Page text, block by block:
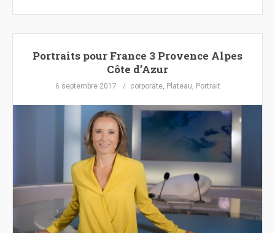
Portraits pour France 3 Provence Alpes
Côte d’Azur
6 septembre 2017 corporate, Plateau, Portrait